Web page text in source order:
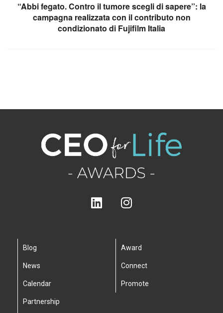
“Abbi fegato. Contro il tumore scegli di sapere”: la
campagna realizzata con il contributo non
condizionato di Fujifilm Italia
Blog
News
Calendar
Partnership
Award
Connect
Promote